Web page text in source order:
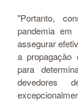
"Portanto,
pandemia
assegurar
a propagação
para
devedores